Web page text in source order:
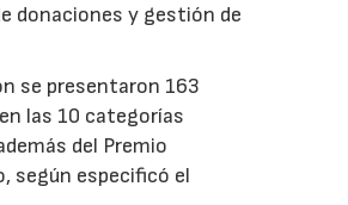
donaciones y gestión de
se presentaron 163
las 10 categorías
del Premio
según especificó el